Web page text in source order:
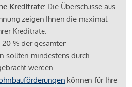
Kreditrate: Die Überschüsse aus
zeigen Ihnen die maximal
Kreditrate.
20 % der gesamten
sollten mindestens durch
werden.
können für Ihre